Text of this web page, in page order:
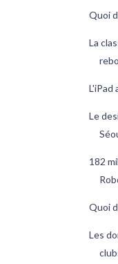
Quoi
La
L'iPad
Le
182
Quoi
Les